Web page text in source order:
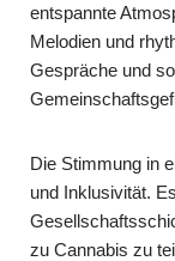
entspannte
Melodien und
Gespräche und
Die Stimmung in
und Inklusivität.
zu Cannabis zu